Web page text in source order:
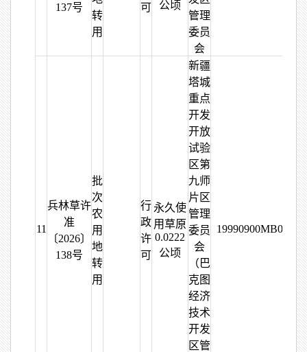
137号
转
用
可 公顷
管理
委员
会
11
兵林草许
准
〔2026〕
138号
批
次
农
用
地
转
用
行
政
许
可
永久使
用草原
0.0222
公顷
新疆
塔城
重点
开发
开放
试验
区第
九师
片区
管理
委员
会
（巴
克图
经济
技术
开发
区管